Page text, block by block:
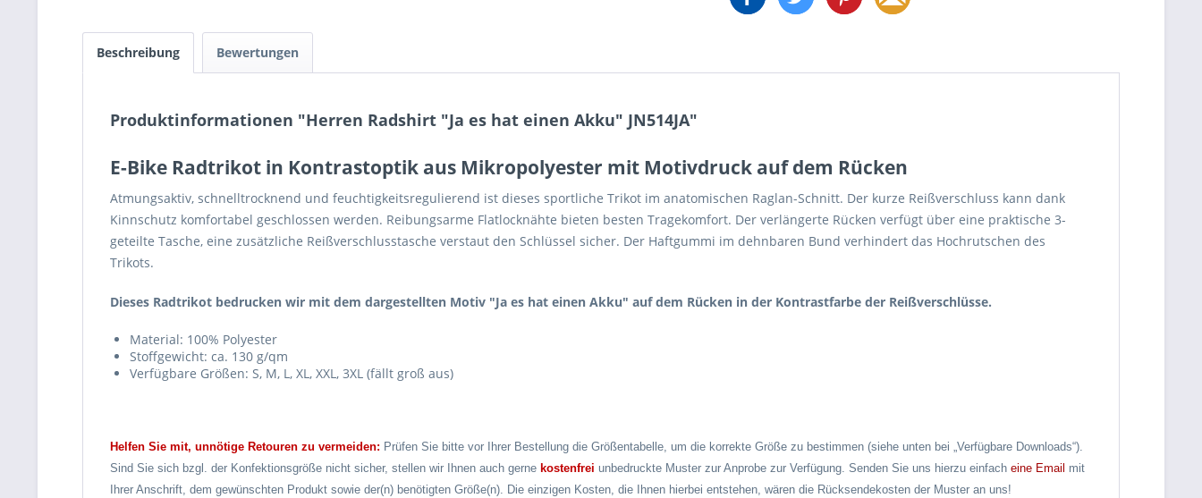
Beschreibung Bewertungen
Produktinformationen "Herren Radshirt "Ja es hat einen Akku" JN514JA"
E-Bike Radtrikot in Kontrastoptik aus Mikropolyester mit Motivdruck auf dem Rücken
Atmungsaktiv, schnelltrocknend und feuchtigkeitsregulierend ist dieses sportliche Trikot im anatomischen Raglan-Schnitt. Der kurze Reißverschluss kann dank
Kinnschutz komfortabel geschlossen werden. Reibungsarme Flatlocknähte bieten besten Tragekomfort. Der verlängerte Rücken verfügt über eine praktische 3-
geteilte Tasche, eine zusätzliche Reißverschlusstasche verstaut den Schlüssel sicher. Der Haftgummi im dehnbaren Bund verhindert das Hochrutschen des
Trikots.
Dieses Radtrikot bedrucken wir mit dem dargestellten Motiv "Ja es hat einen Akku" auf dem Rücken in der Kontrastfarbe der Reißverschlüsse.
Material: 100% Polyester
Stoffgewicht: ca. 130 g/qm
Verfügbare Größen: S, M, L, XL, XXL, 3XL (fällt groß aus)
Helfen Sie mit, unnötige Retouren zu vermeiden: Prüfen Sie bitte vor Ihrer Bestellung die Größentabelle, um die korrekte Größe zu bestimmen (siehe unten bei „Verfügbare Downloads“).
Sind Sie sich bzgl. der Konfektionsgröße nicht sicher, stellen wir Ihnen auch gerne kostenfrei unbedruckte Muster zur Anprobe zur Verfügung. Senden Sie uns hierzu einfach eine Email mit
Ihrer Anschrift, dem gewünschten Produkt sowie der(n) benötigten Größe(n). Die einzigen Kosten, die Ihnen hierbei entstehen, wären die Rücksendekosten der Muster an uns!